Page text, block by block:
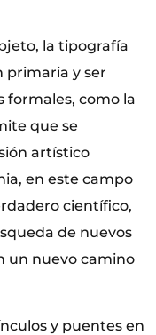
la tipografía
primaria y ser
formales, como la
que se
artístico
en este campo
científico,
de nuevos
un nuevo camino
y puentes en